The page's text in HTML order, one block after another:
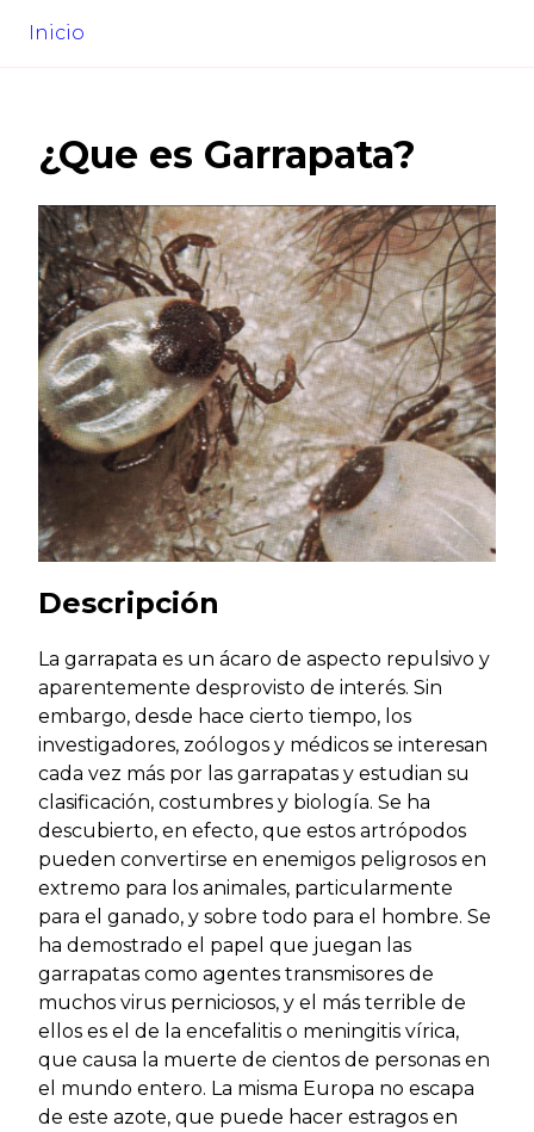
Inicio
¿Que es Garrapata?
Descripción
La garrapata es un ácaro de aspecto repulsivo y
aparentemente desprovisto de interés. Sin
embargo, desde hace cierto tiempo, los
investigadores, zoólogos y médicos se interesan
cada vez más por las garrapatas y estudian su
clasificación, costumbres y biología. Se ha
descubierto, en efecto, que estos artrópodos
pueden convertirse en enemigos peligrosos en
extremo para los animales, particularmente
para el ganado, y sobre todo para el hombre. Se
ha demostrado el papel que juegan las
garrapatas como agentes transmisores de
muchos virus perniciosos, y el más terrible de
ellos es el de la encefalitis o meningitis vírica,
que causa la muerte de cientos de personas en
el mundo entero. La misma Europa no escapa
de este azote, que puede hacer estragos en